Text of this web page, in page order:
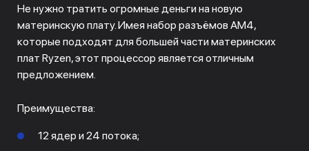
Не нужно тратить огромные деньги на новую
материнскую плату. Имея набор разъёмов AM4,
которые подходят для большей части материнских
плат Ryzen, этот процессор является отличным
предложением.
Преимущества:
12 ядер и 24 потока;